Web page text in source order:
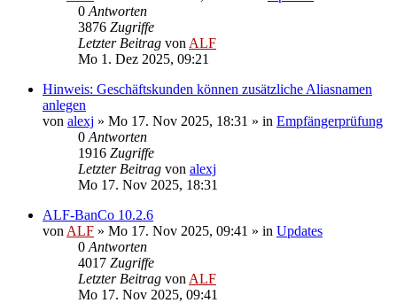
0 Antworten
3876 Zugriffe
Letzter Beitrag von ALF
Mo 1. Dez 2025, 09:21
Hinweis: Geschäftskunden können zusätzliche Aliasnamen
anlegen
von alexj » Mo 17. Nov 2025, 18:31 » in Empfängerprüfung
0 Antworten
1916 Zugriffe
Letzter Beitrag von alexj
Mo 17. Nov 2025, 18:31
ALF-BanCo 10.2.6
von ALF » Mo 17. Nov 2025, 09:41 » in Updates
0 Antworten
4017 Zugriffe
Letzter Beitrag von ALF
Mo 17. Nov 2025, 09:41